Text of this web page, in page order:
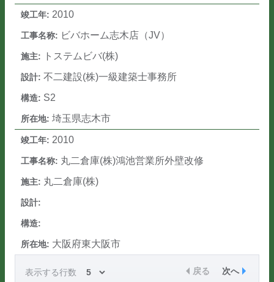
2010
ビバホーム志木店（JV）
トステムビバ(株)
不二建設(株)一級建築士事務所
S2
埼玉県志木市
2010
丸二倉庫(株)鴻池営業所外壁改修
丸二倉庫(株)
大阪府東大阪市
表示する行数 戻る 次へ